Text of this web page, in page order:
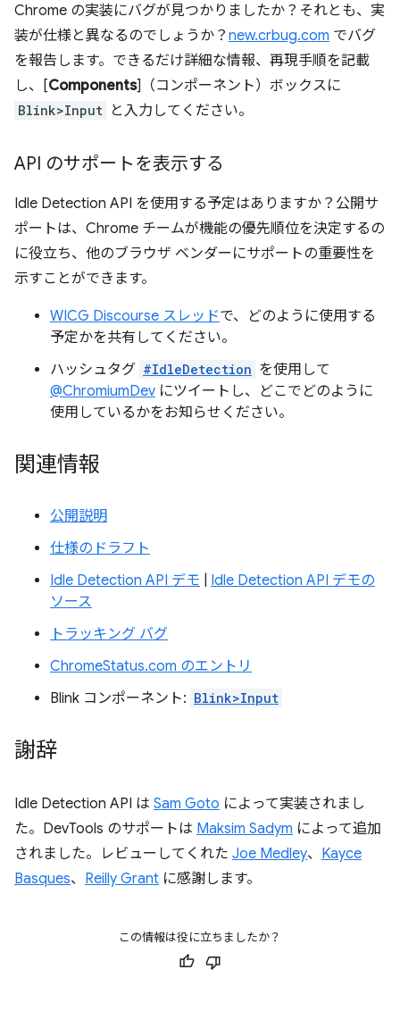
Chrome の実装にバグが見つかりましたか？それとも、実
装が仕様と異なるのでしょうか？ new.crbug.com でバグ
を報告します。できるだけ詳細な情報、再現手順を記載
し、[Components]（コンポーネント）ボックスに
Blink>Input と入力してください。
API のサポートを表示する
Idle Detection API を使用する予定はありますか？公開サ
ポートは、Chrome チームが機能の優先順位を決定するの
に役立ち、他のブラウザ ベンダーにサポートの重要性を
示すことができます。
WICG Discourse スレッドで、どのように使用する
予定かを共有してください。
ハッシュタグ #IdleDetection を使用して
@ChromiumDev にツイートし、どこでどのように
使用しているかをお知らせください。
関連情報
公開説明
仕様のドラフト
Idle Detection API デモ
Idle Detection API デモの
ソース
トラッキング バグ
ChromeStatus.com のエントリ
Blink コンポーネント: Blink>Input
謝辞
Idle Detection API は Sam Goto によって実装されまし
た。DevTools のサポートは Maksim Sadym によって追加
されました。レビューしてくれた Joe Medley、 Kayce
Basques、 Reilly Grant に感謝します。
この情報は役に立ちましたか？